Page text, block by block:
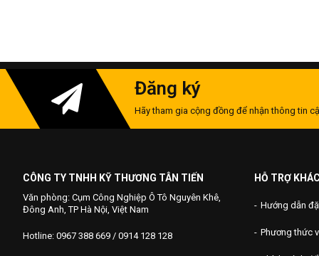
Đăng ký
Hãy tham gia cộng đồng để nhận thông tin
CÔNG TY TNHH KỸ THƯƠNG TÂN TIẾN
Văn phòng: Cụm Công Nghiệp Ô Tô Nguyên Khê,
Đông Anh, TP Hà Nội, Việt Nam
Hotline: 0967 388 669 / 0914 128 128
HỖ TRỢ
Hướng dẫn
Phương thức